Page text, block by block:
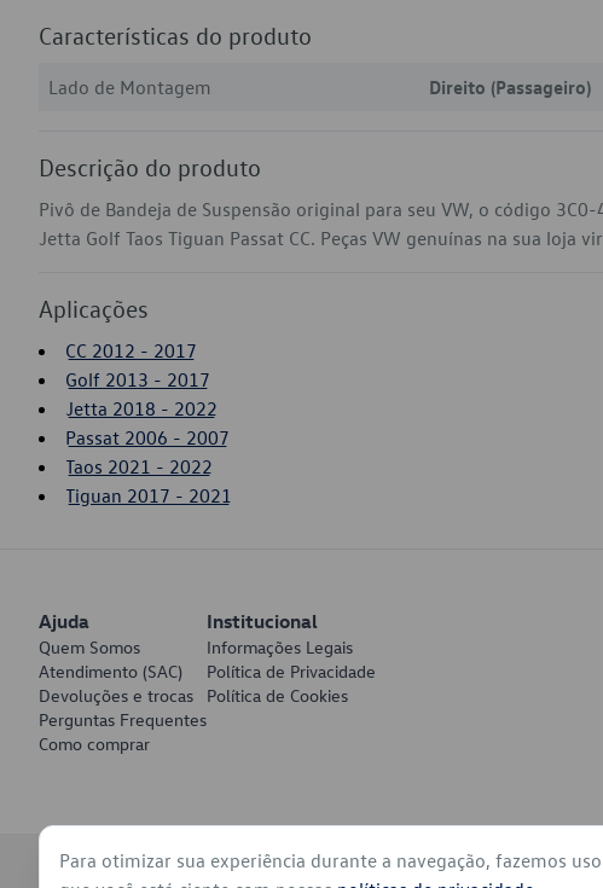
Características do produto
Lado de Montagem Direito (Passageiro)
Descrição do produto
Pivô de Bandeja de Suspensão original para seu VW, o código
Jetta Golf Taos Tiguan Passat CC. Peças VW genuínas na sua loja
Aplicações
CC 2012 - 2017
Golf 2013 - 2017
Jetta 2018 - 2022
Passat 2006 - 2007
Taos 2021 - 2022
Tiguan 2017 - 2021
Ajuda
Quem Somos
Atendimento (SAC)
Devoluções e trocas
Perguntas Frequentes
Como comprar
Institucional
Informações Legais
Política de Privacidade
Política de Cookies
Para otimizar sua experiência durante a navegação, fazemos